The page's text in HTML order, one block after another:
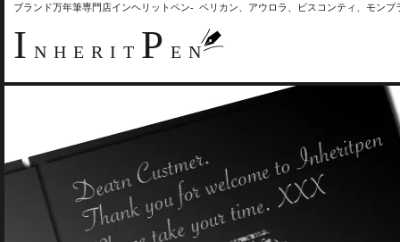
ブランド万年筆専門店インヘリットペン- ペリカン、アウロラ、ビスコンティ、モン
I NHERIT P EN